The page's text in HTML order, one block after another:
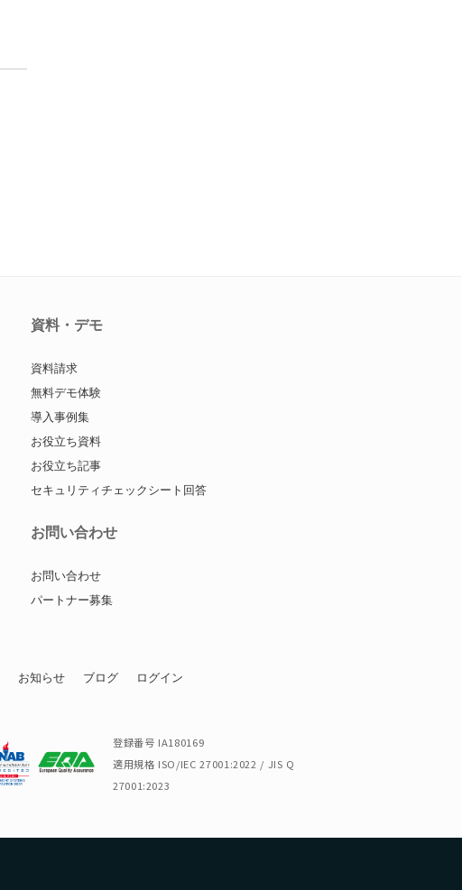
資料・デモ
資料請求
無料デモ体験
導入事例集
お役立ち資料
お役立ち記事
セキュリティチェックシート回答
お問い合わせ
お問い合わせ
パートナー募集
お知らせ ブログ ログイン
登録番号 IA180169
適用規格 ISO/IEC 27001:2022 / JIS Q
27001:2023